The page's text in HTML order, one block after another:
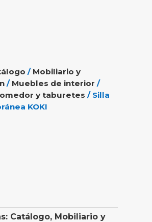
/ Mobiliario y
/ Muebles de interior /
y taburetes / Silla
KOKI
Catálogo, Mobiliario y